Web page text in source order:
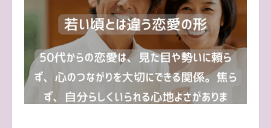
会員様からの喜びの声
よくあるご質問